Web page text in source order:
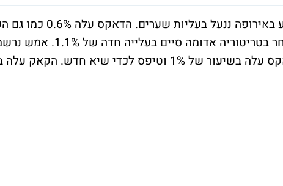
שבתחילת יום המסחר נסחר בטריטוריה
במדדי היבשת כאשר הדאקס עלה בשיעור של 1% וטיפס לכדי שיא חדש.